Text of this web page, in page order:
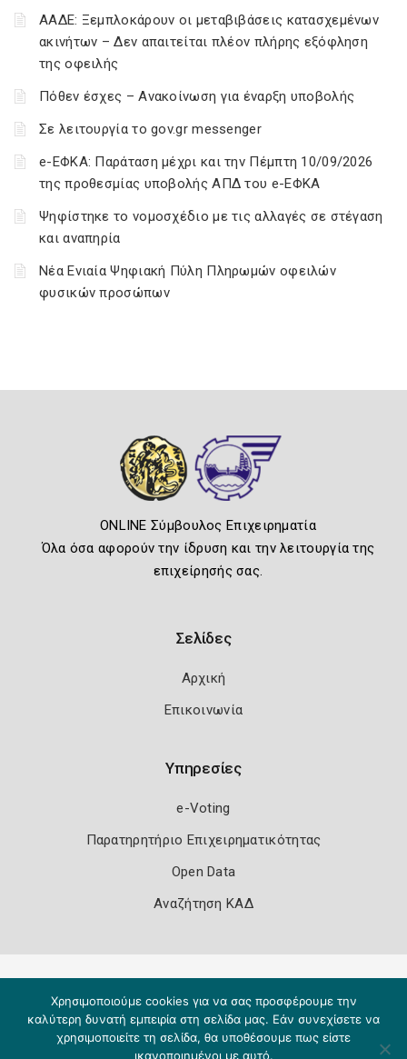
ΑΑΔΕ: Ξεμπλοκάρουν οι μεταβιβάσεις κατασχεμένων
ακινήτων – Δεν απαιτείται πλέον πλήρης εξόφληση
της οφειλής
Πόθεν έσχες – Ανακοίνωση για έναρξη υποβολής
Σε λειτουργία το gov.gr messenger
e-ΕΦΚΑ: Παράταση μέχρι και την Πέμπτη 10/09/2026
της προθεσμίας υποβολής ΑΠΔ του e-ΕΦΚΑ
Ψηφίστηκε το νομοσχέδιο με τις αλλαγές σε στέγαση
και αναπηρία
Νέα Ενιαία Ψηφιακή Πύλη Πληρωμών οφειλών
φυσικών προσώπων
ONLINE Σύμβουλος Επιχειρηματία
Όλα όσα αφορούν την ίδρυση και την λειτουργία της
επιχείρησής σας.
Σελίδες
Αρχική
Επικοινωνία
Υπηρεσίες
e-Voting
Παρατηρητήριο Επιχειρηματικότητας
Open Data
Αναζήτηση ΚΑΔ
Χρησιμοποιούμε cookies για να σας προσφέρουμε την
καλύτερη δυνατή εμπειρία στη σελίδα μας. Εάν συνεχίσετε να
χρησιμοποιείτε τη σελίδα, θα υποθέσουμε πως είστε
ικανοποιημένοι με αυτό.
Copyright 2026 Knowledge A.E.